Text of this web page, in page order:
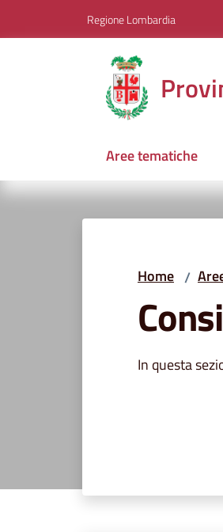
Regione Lombardia
Aree tematiche
Home /
In questa